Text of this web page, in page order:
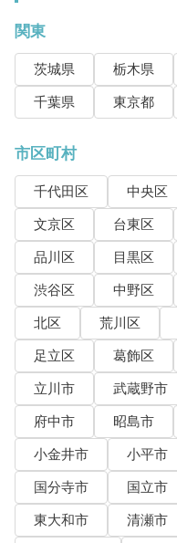
関東
茨城県 栃木県
千葉県
東京都
市区町村
千代田区 中央区
文京区
台東区
品川区
目黒区
渋谷区
中野区
北区
荒川区
足立区
葛飾区
立川市
武蔵野市
府中市
昭島市
小金井市
小平市
国分寺市
国立市
東大和市
清瀬市